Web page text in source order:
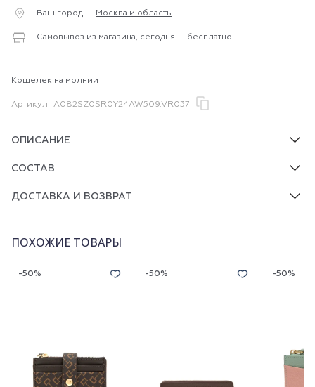
Ваш город — Москва и область
Самовывоз из магазина, сегодня — бесплатно
Кошелек на молнии
Артикул A082SZ0SR0Y24AW509.VR037
ОПИСАНИЕ
СОСТАВ
ДОСТАВКА И ВОЗВРАТ
ПОХОЖИЕ ТОВАРЫ
-50% -50% -50%